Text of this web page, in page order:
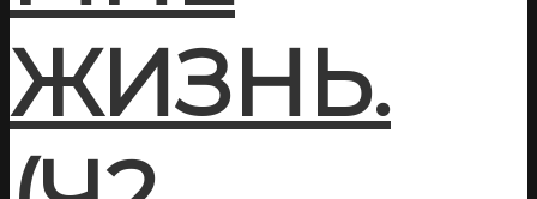
ЖИЗНЬ.